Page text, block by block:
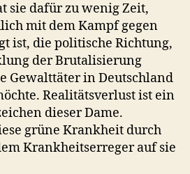
sie dafür zu wenig Zeit,
mit dem Kampf gegen
ist, die politische Richtung,
der Brutalisierung
Gewalttäter in Deutschland
Realitätsverlust ist ein
dieser Dame.
grüne Krankheit durch
Krankheitserreger auf sie